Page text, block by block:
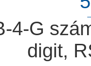
4-G
digit,